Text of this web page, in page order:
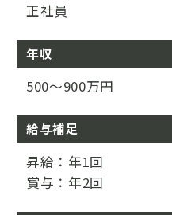
正社員
年収
500～900万円
給与補足
昇給：年1回
賞与：年2回